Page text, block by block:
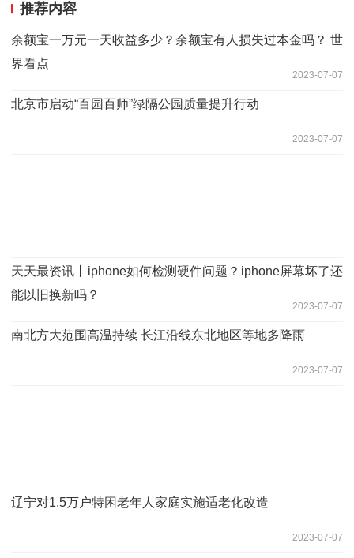
推荐内容
余额宝一万元一天收益多少？余额宝有人损失过本金吗？ 世
界看点
2023-07-07
北京市启动“百园百师”绿隔公园质量提升行动
2023-07-07
天天最资讯丨iphone如何检测硬件问题？iphone屏幕坏了还
能以旧换新吗？
2023-07-07
南北方大范围高温持续 长江沿线东北地区等地多降雨
2023-07-07
辽宁对1.5万户特困老年人家庭实施适老化改造
2023-07-07